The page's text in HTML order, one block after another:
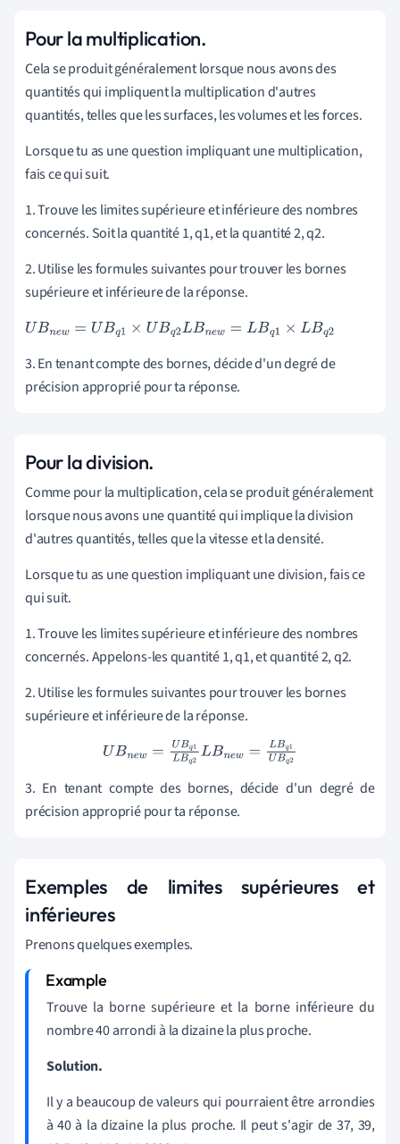
Pour la multiplication.
Cela se produit généralement lorsque nous avons des
quantités qui impliquent la multiplication d'autres
quantités, telles que les surfaces, les volumes et les forces.
Lorsque tu as une question impliquant une multiplication,
fais ce qui suit.
1. Trouve les limites supérieure et inférieure des nombres
concernés. Soit la quantité 1, q1, et la quantité 2, q2.
2. Utilise les formules suivantes pour trouver les bornes
supérieure et inférieure de la réponse.
UBnew= UB q1×UB q2 LBnew=LBq1× LBq2
3. En tenant compte des bornes, décide d'un degré de
précision approprié pour ta réponse.
Pour la division.
Comme pour la multiplication, cela se produit généralement
lorsque nous avons une quantité qui implique la division
d'autres quantités, telles que la vitesse et la densité.
Lorsque tu as une question impliquant une division, fais ce
qui suit.
1. Trouve les limites supérieure et inférieure des nombres
concernés. Appelons-les quantité 1, q1, et quantité 2, q2.
2. Utilise les formules suivantes pour trouver les bornes
supérieure et inférieure de la réponse.
UBnew= UB q1LBq2LBnew=L Bq1U
B
3. En tenant compte des bornes, décide d'un degré de
précision approprié pour ta réponse.
Exemples de limites supérieures et
inférieures
Prenons quelques exemples.
Trouve la borne supérieure et la borne inférieure du
nombre 40 arrondi à la dizaine la plus proche.
Solution.
Il y a beaucoup de valeurs qui pourraient être arrondies
à 40 à la dizaine la plus proche. Il peut s'agir de 37, 39,